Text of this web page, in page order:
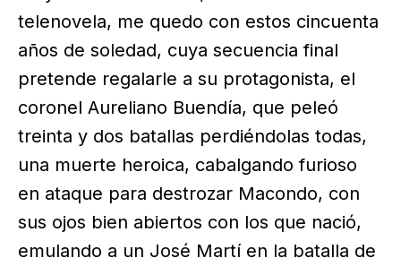
telenovela, me quedo con estos cincuenta
años de soledad, cuya secuencia final
pretende regalarle a su protagonista, el
coronel Aureliano Buendía, que peleó
treinta y dos batallas perdiéndolas todas,
una muerte heroica, cabalgando furioso
en ataque para destrozar Macondo, con
sus ojos bien abiertos con los que nació,
emulando a un José Martí en la batalla de